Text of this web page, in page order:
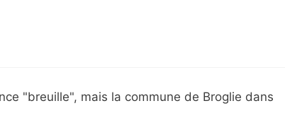
"breuille", mais la commune de Broglie dans